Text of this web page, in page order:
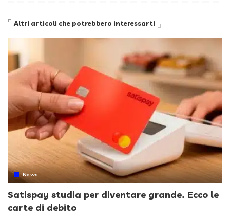
Altri articoli che potrebbero interessarti
News
Satispay studia per diventare grande. Ecco le
carte di debito